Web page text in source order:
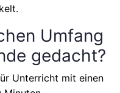
Umfang
gedacht?
Unterricht mit einen